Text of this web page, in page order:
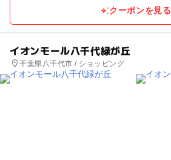
クーポンを見る
イオンモール八千代緑が丘
千葉県八千代市 / ショッピング